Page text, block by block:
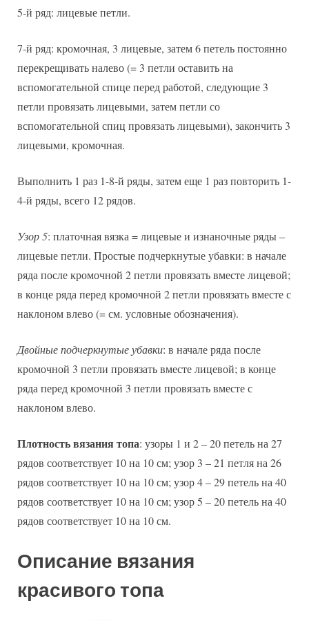
5-й ряд: лицевые петли.
7-й ряд: кромочная, 3 лицевые, затем 6 петель постоянно
перекрещивать налево (= 3 петли оставить на
вспомогательной спице перед работой, следующие 3
петли провязать лицевыми, затем петли со
вспомогательной спиц провязать лицевыми), закончить 3
лицевыми, кромочная.
Выполнить 1 раз 1-8-й ряды, затем еще 1 раз повторить 1-
4-й ряды, всего 12 рядов.
Узор 5: платочная вязка = лицевые и изнаночные ряды –
лицевые петли. Простые подчеркнутые убавки: в начале
ряда после кромочной 2 петли провязать вместе лицевой;
в конце ряда перед кромочной 2 петли провязать вместе с
наклоном влево (= см. условные обозначения).
Двойные подчеркнутые убавки: в начале ряда после
кромочной 3 петли провязать вместе лицевой; в конце
ряда перед кромочной 3 петли провязать вместе с
наклоном влево.
Плотность вязания топа: узоры 1 и 2 – 20 петель на 27
рядов соответствует 10 на 10 см; узор 3 – 21 петля на 26
рядов соответствует 10 на 10 см; узор 4 – 29 петель на 40
рядов соответствует 10 на 10 см; узор 5 – 20 петель на 40
рядов соответствует 10 на 10 см.
Описание вязания
красивого топа